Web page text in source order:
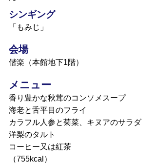
シンギング
「もみじ」
会場
偕楽（本館地下1階）
メニュー
香り豊かな秋茸のコンソメスープ
海老と舌平目のフライ
カラフル人参と菊菜、キヌアのサラダ
洋梨のタルト
コーヒー又は紅茶
（755kcal）